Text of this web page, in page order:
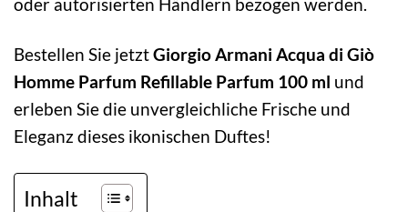
oder autorisierten Händlern bezogen werden.
Bestellen Sie jetztGiorgio Armani Acqua di Giò
Homme Parfum Refillable Parfum 100 ml und
erleben Sie die unvergleichliche Frische und
Eleganz dieses ikonischen Duftes!
Inhalt